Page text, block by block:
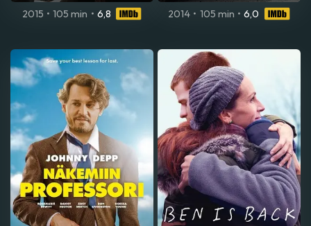
2015 • 105 min • 6,8 2014 • 105 min • 6,0